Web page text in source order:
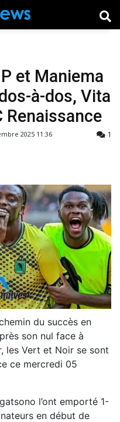
et Maniema
à-dos, Vita
Renaissance
2025 11:36 1
du succès en
son nul face à
les Vert et Noir se sont
ce mercredi 05
l’ont emporté 1-
en début de